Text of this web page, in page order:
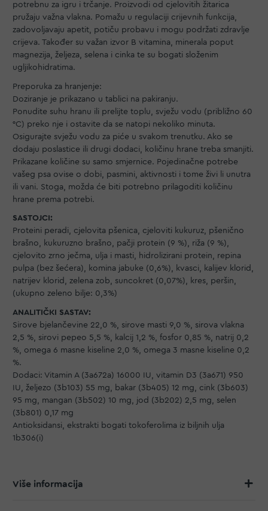
potrebnu za igru i trčanje. Proizvodi od cjelovitih žitarica
pružaju važna vlakna. Pomažu u regulaciji crijevnih funkcija,
zadovoljavaju apetit, potiču probavu i mogu podržati zdravlje
crijeva. Također su važan izvor B vitamina, minerala poput
magnezija, željeza, selena i cinka te su bogati složenim
ugljikohidratima.
Preporuka za hranjenje:
Doziranje je prikazano u tablici na pakiranju.
Ponudite suhu hranu ili prelijte toplu, svježu vodu (približno 60
°C) preko nje i ostavite da se natopi nekoliko minuta.
Osigurajte svježu vodu za piće u svakom trenutku. Ako se
dodaju poslastice ili drugi dodaci, količinu hrane treba smanjiti.
Prikazane količine su samo smjernice. Pojedinačne potrebe
vašeg psa ovise o dobi, pasmini, aktivnosti i tome živi li unutra
ili vani. Stoga, možda će biti potrebno prilagoditi količinu
hrane prema potrebi.
SASTOJCI:
Proteini peradi, cjelovita pšenica, cjeloviti kukuruz, pšenično
brašno, kukuruzno brašno, pačji protein (9 %), riža (9 %),
cjelovito zrno ječma, ulja i masti, hidrolizirani protein, repina
pulpa (bez šećera), komina jabuke (0,6%), kvasci, kalijev klorid,
natrijev klorid, zelena zob, suncokret (0,07%), kres, peršin,
(ukupno zeleno bilje: 0,3%)
ANALITIČKI SASTAV:
Sirove bjelančevine 22,0 %, sirove masti 9,0 %, sirova vlakna
2,5 %, sirovi pepeo 5,5 %, kalcij 1,2 %, fosfor 0,85 %, natrij 0,2
%, omega 6 masne kiseline 2,0 %, omega 3 masne kiseline 0,2
%.
Dodaci: Vitamin A (3a672a) 16000 IU, vitamin D3 (3a671) 950
IU, željezo (3b103) 55 mg, bakar (3b405) 12 mg, cink (3b603)
95 mg, mangan (3b502) 10 mg, jod (3b202) 2,5 mg, selen
(3b801) 0,17 mg
Antioksidansi, ekstrakti bogati tokoferolima iz biljnih ulja
1b306(i)
Više informacija